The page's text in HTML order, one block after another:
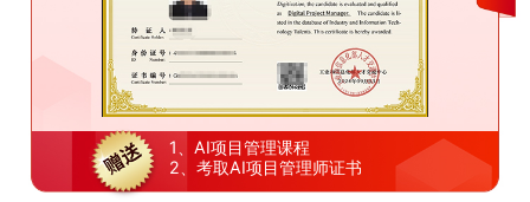
1、AI项目管理课程
2、考取AI项目管理师证书